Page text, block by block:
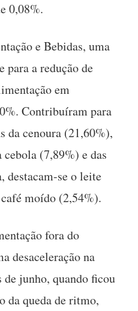
0,08%.
e Bebidas, uma
a redução de
em
Contribuíram para
da cenoura (21,60%),
(7,89%) e das
destacam-se o leite
moído (2,54%).
fora do
desaceleração na
de junho, quando ficou
da queda de ritmo,